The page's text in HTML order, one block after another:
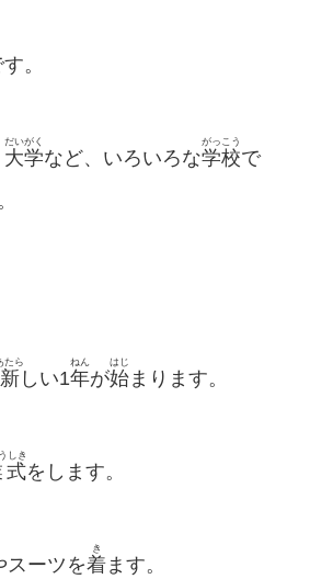
。
大学
だいがく
など、いろいろな学校
がっこう
で
新
たら
しい1年
ねん
が始
はじ
まります。
式
しき
をします。
スーツを着
き
ます。